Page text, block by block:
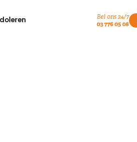
Bel ons 24/7
03 776 05 08